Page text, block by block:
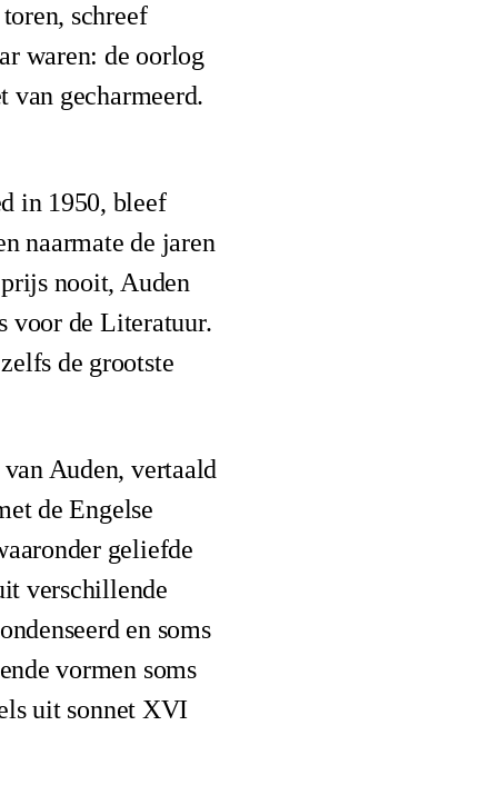
schreef
waren: de oorlog
van gecharmeerd.
in 1950, bleef
naarmate de jaren
nooit, Auden
voor de Literatuur.
de grootste
Auden, vertaald
de Engelse
geliefde
verschillende
en soms
vormen soms
uit sonnet XVI